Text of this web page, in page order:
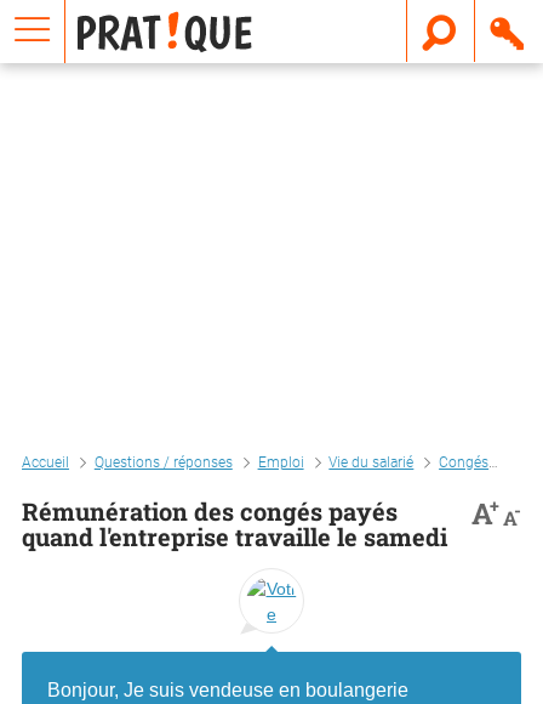
Accueil Questions / réponses Emploi Vie du salarié Congés
Rémunération des congés payés
quand l'entreprise travaille le samedi
A+A-
Bonjour, Je suis vendeuse en boulangerie
E
m
a